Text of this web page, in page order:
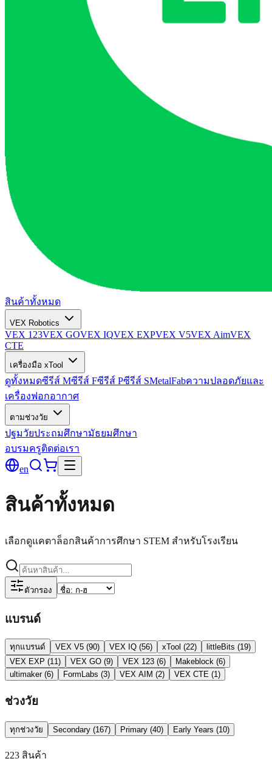
สินค้าทั้งหมด
VEX Robotics
VEX 123VEX GOVEX IQVEX EXPVEX V5VEX AimVEX
CTE
เครื่องมือ xTool
ดูทั้งหมดซีรีส์ Mซีรีส์ Fซีรีส์ Pซีรีส์ SMetalFabความปลอดภัยและ
เครื่องฟอกอากาศ
ตามช่วงวัย
ปฐมวัยประถมศึกษามัธยมศึกษา
อบรมครูติดต่อเรา
en
สินค้าทั้งหมด
เลือกดูแคตาล็อกสินค้าการศึกษา STEM สำหรับโรงเรียน
ตัวกรอง
แบรนด์
ทุกแบรนด์ VEX V5 (90) VEX IQ (56) xTool (22) littleBits (19)
VEX EXP (11) VEX GO (9) VEX 123 (6) Makeblock (6)
ultimaker(6) FormLabs (3) VEX AIM (2) VEX CTE (1)
ช่วงวัย
ทุกช่วงวัย Secondary (167) Primary (40) Early Years (10)
223 สินค้า